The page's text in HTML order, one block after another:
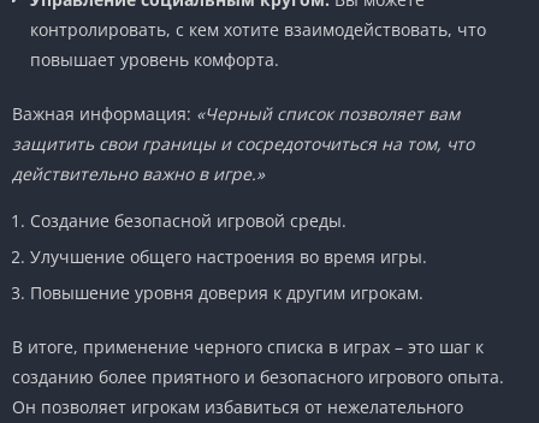
контролировать, с кем хотите взаимодействовать, что
повышает уровень комфорта.
Важная информация: «Черный список позволяет вам
защитить свои границы и сосредоточиться на том, что
действительно важно в игре.»
Создание безопасной игровой среды.
Улучшение общего настроения во время игры.
Повышение уровня доверия к другим игрокам.
В итоге, применение черного списка в играх – это шаг к
созданию более приятного и безопасного игрового опыта.
Он позволяет игрокам избавиться от нежелательного